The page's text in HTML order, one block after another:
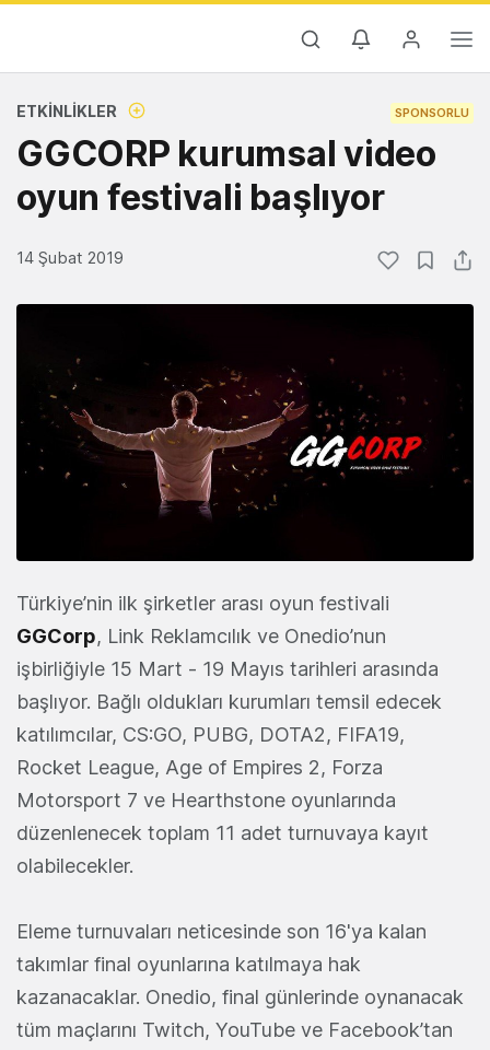
ETKINLIKLER SPONSORLU
GGCORP kurumsal video
oyun festivali başlıyor
14 Şubat 2019
Türkiye’nin ilk şirketler arası oyun festivali
GGCorp, Link Reklamcılık ve Onedio’nun
işbirliğiyle 15 Mart - 19 Mayıs tarihleri arasında
başlıyor. Bağlı oldukları kurumları temsil edecek
katılımcılar, CS:GO, PUBG, DOTA2, FIFA19,
Rocket League, Age of Empires 2, Forza
Motorsport 7 ve Hearthstone oyunlarında
düzenlenecek toplam 11 adet turnuvaya kayıt
olabilecekler.
Eleme turnuvaları neticesinde son 16'ya kalan
takımlar final oyunlarına katılmaya hak
kazanacaklar. Onedio, final günlerinde oynanacak
tüm maçlarını Twitch, YouTube ve Facebook’tan